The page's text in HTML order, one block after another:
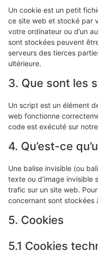
Un cookie est un petit
ce site web et stocké par
votre ordinateur ou d’un
sont stockées peuvent
serveurs des tierces
ultérieure.
3. Que sont les
Un script est un élément
web fonctionne
code est exécuté sur
4. Qu’est-ce
Une balise invisible (ou
texte ou d’image invisible
trafic sur un site web.
concernant sont stockées
5. Cookies
5.1 Cookies